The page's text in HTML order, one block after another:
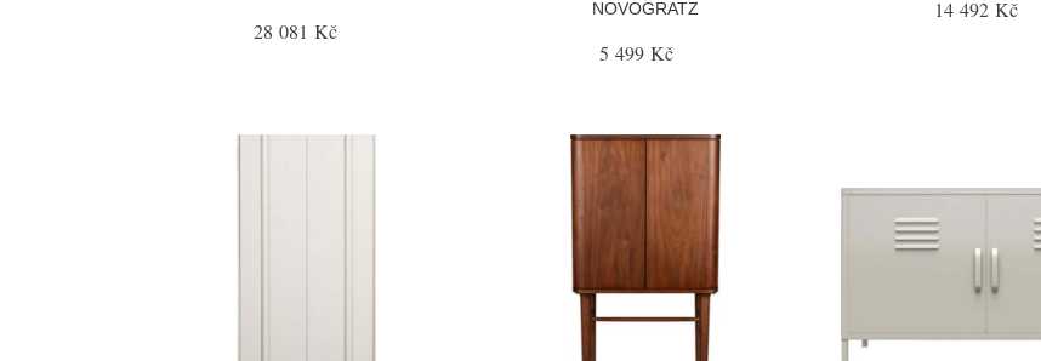
28 081 Kč
NOVOGRATZ
5 499 Kč
14 492 Kč